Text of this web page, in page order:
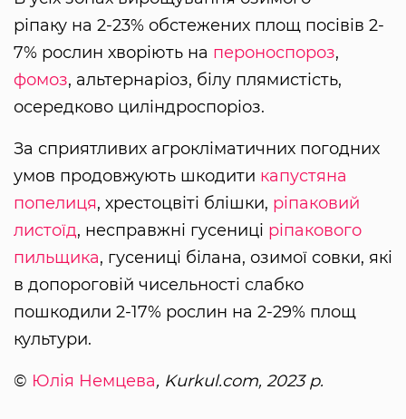
ріпаку на 2-23% обстежених площ посівів 2-
7% рослин хворіють на пероноспороз,
фомоз, альтернаріоз, білу плямистість,
осередково циліндроспоріоз.
За сприятливих агрокліматичних погодних
умов продовжують шкодити капустяна
попелиця, хрестоцвіті блішки, ріпаковий
листоїд, несправжні гусениці ріпакового
пильщика, гусениці білана, озимої совки, які
в допороговій чисельності слабко
пошкодили 2-17% рослин на 2-29% площ
культури.
© Юлія Немцева, Kurkul.com, 2023 р.